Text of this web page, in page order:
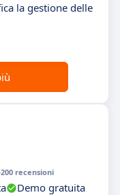
la gestione delle
recensioni
Demo gratuita